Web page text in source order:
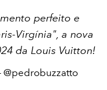
perfeito e
Virgínia", a nova
da Louis Vuitton!
@pedrobuzzatto